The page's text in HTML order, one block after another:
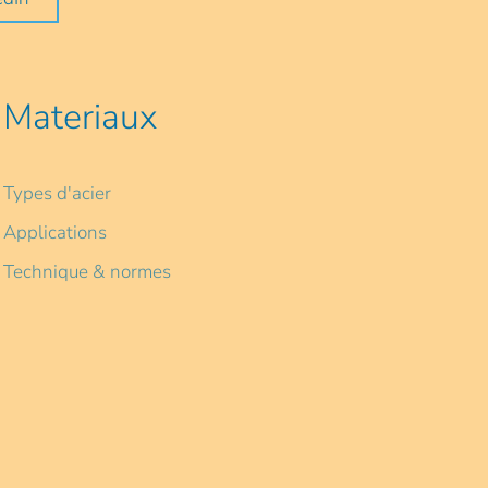
Materiaux
Types d'acier
Applications
Technique & normes